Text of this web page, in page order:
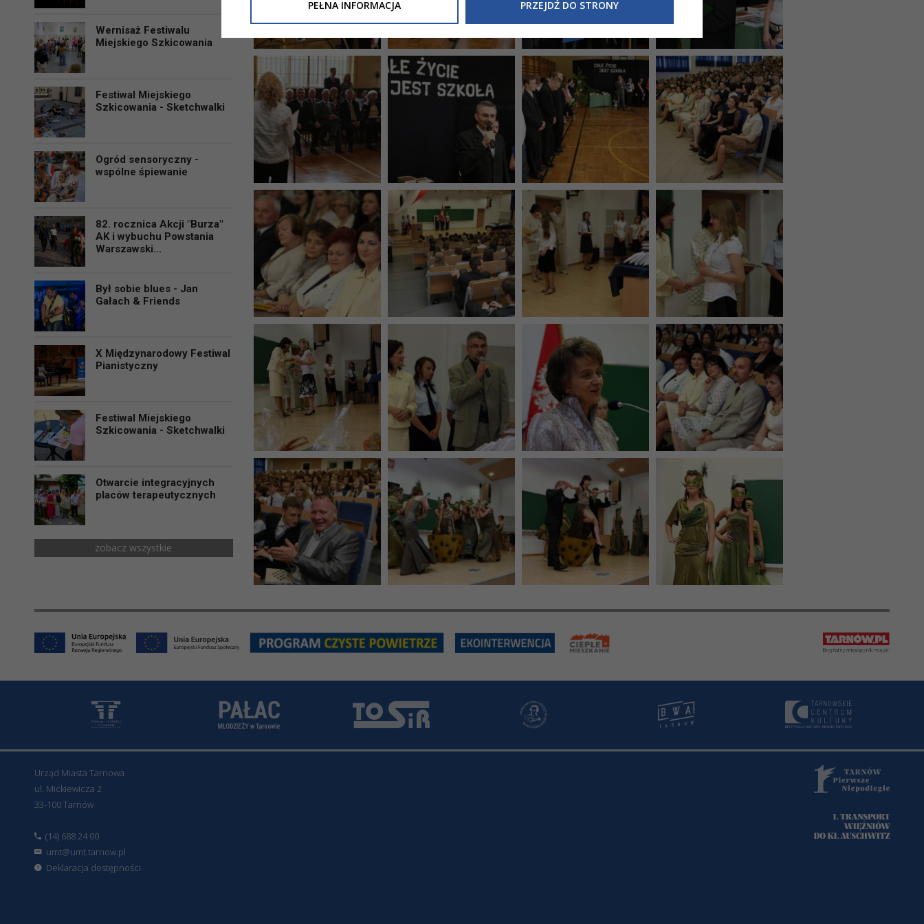
Wernisaż Festiwalu
Miejskiego Szkicowania
Festiwal Miejskiego
Szkicowania - Sketchwalki
Ogród sensoryczny -
wspólne śpiewanie
82. rocznica Akcji "Burza"
AK i wybuchu Powstania
Warszawski...
Był sobie blues - Jan
Gałach & Friends
X Międzynarodowy Festiwal
Pianistyczny
Festiwal Miejskiego
Szkicowania - Sketchwalki
Otwarcie integracyjnych
placów terapeutycznych
zobacz wszystkie
Urząd Miasta Tarnowa
ul. Mickiewicza 2
33-100 Tarnów
(14) 688 24 00
umt@umt.tarnow.pl
Deklaracja dostępności
Niniejsza informacja nie wymaga od Państwa żadnych dodatkowych działań.
PEŁNA INFORMACJA PRZEJDŹ DO STRONY